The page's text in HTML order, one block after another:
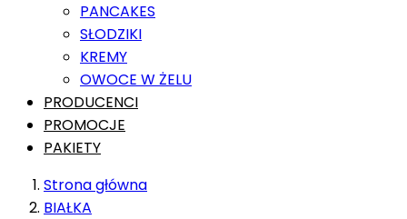
PANCAKES
SŁODZIKI
KREMY
OWOCE W ŻELU
PRODUCENCI
PROMOCJE
PAKIETY
Strona główna
BIAŁKA